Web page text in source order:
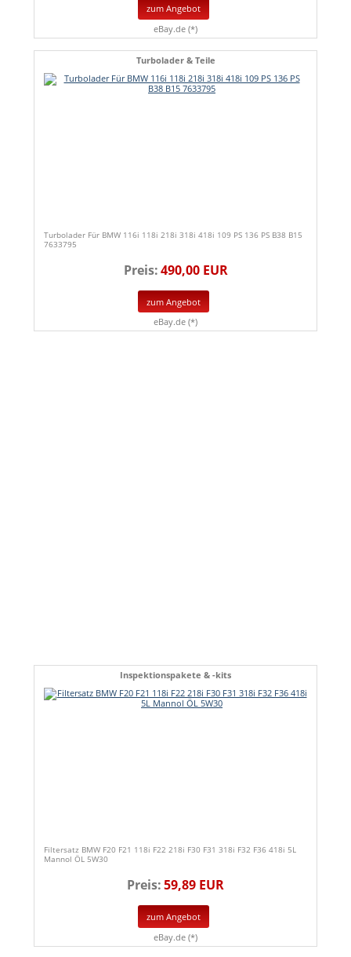
zum Angebot
eBay.de (*)
Turbolader & Teile
Turbolader Für BMW 116i 118i 218i 318i 418i 109 PS 136 PS B38 B15
7633795
Preis:490,00 EUR
zum Angebot
eBay.de (*)
Inspektionspakete & -kits
Filtersatz BMW F20 F21 118i F22 218i F30 F31 318i F32 F36 418i 5L
Mannol ÖL 5W30
Preis:59,89 EUR
zum Angebot
eBay.de (*)